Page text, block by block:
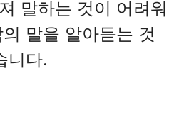
말하는 것이 어려워
말을 알아듣는 것
니다.